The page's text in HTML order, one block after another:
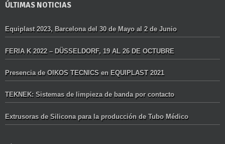
ÚLTIMAS NOTICIAS
Equiplast 2023, Barcelona del 30 de Mayo al 2 de Junio
FERIA K 2022 – DÜSSELDORF, 19 AL 26 DE OCTUBRE
Presencia de OIKOS TECNICS en EQUIPLAST 2021
TEKNEK: Sistemas de limpieza de banda por contacto
Extrusoras de Silicona para la producción de Tubo Médico